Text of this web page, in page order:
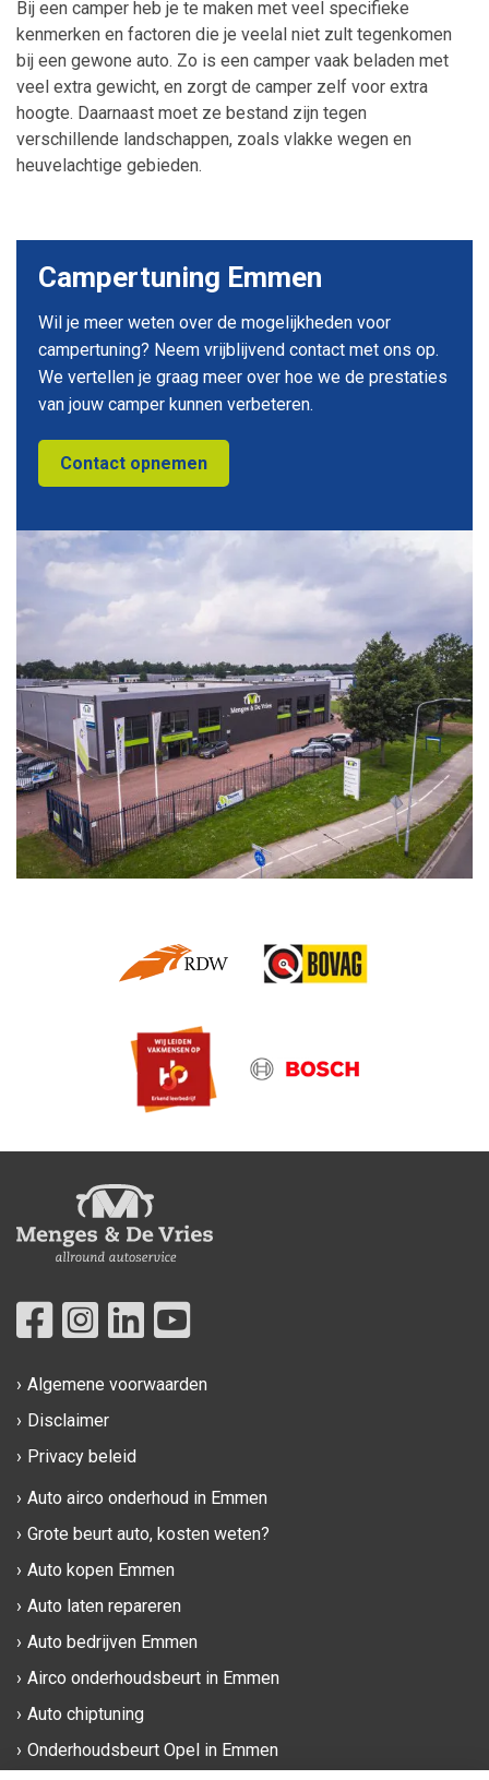
Bij een camper heb je te maken met veel specifieke
kenmerken en factoren die je veelal niet zult tegenkomen
bij een gewone auto. Zo is een camper vaak beladen met
veel extra gewicht, en zorgt de camper zelf voor extra
hoogte. Daarnaast moet ze bestand zijn tegen
verschillende landschappen, zoals vlakke wegen en
heuvelachtige gebieden.
Campertuning Emmen
Wil je meer weten over de mogelijkheden voor
campertuning? Neem vrijblijvend contact met ons op.
We vertellen je graag meer over hoe we de prestaties
van jouw camper kunnen verbeteren.
Contact opnemen
Algemene voorwaarden
Disclaimer
Privacy beleid
Auto airco onderhoud in Emmen
Grote beurt auto, kosten weten?
Auto kopen Emmen
Auto laten repareren
Auto bedrijven Emmen
Airco onderhoudsbeurt in Emmen
Auto chiptuning
Onderhoudsbeurt Opel in Emmen